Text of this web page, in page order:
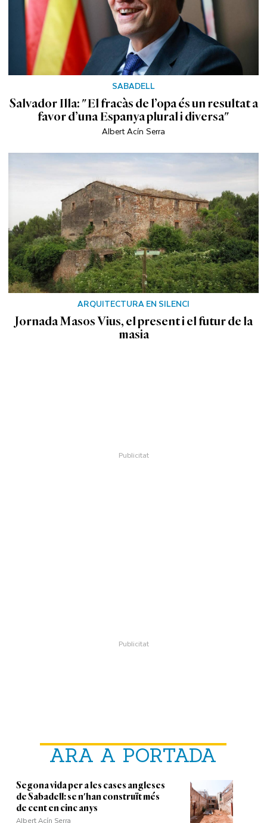
SABADELL
Salvador Illa: "El fracàs de l’opa és un resultat a
favor d’una Espanya plural i diversa"
Albert Acín Serra
ARQUITECTURA EN SILENCI
Jornada Masos Vius, el present i el futur de la
masia
ARA A PORTADA
Segona vida per a les cases angleses
de Sabadell: se n'han construït més
de cent en cinc anys
Albert Acín Serra